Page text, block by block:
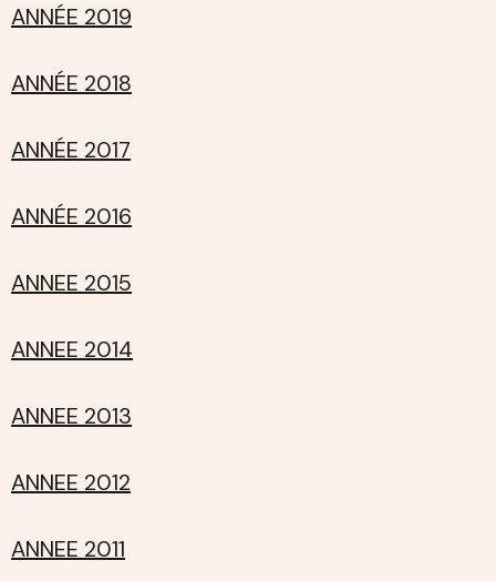
ANNÉE 2019
ANNÉE 2018
ANNÉE 2017
ANNÉE 2016
ANNEE 2015
ANNEE 2014
ANNEE 2013
ANNEE 2012
ANNEE 2011